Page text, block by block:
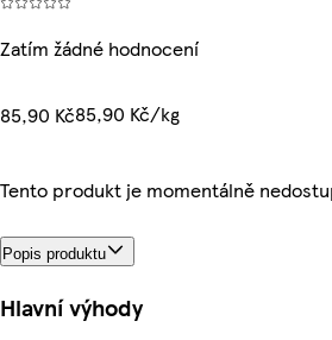
Zatím žádné hodnocení
85,90 Kč85,90 Kč/kg
Tento produkt je momentálně
Popis produktu
Hlavní výhody